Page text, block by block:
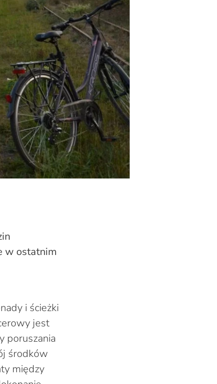
w ostatnim
i ścieżki
jest
poruszania
środków
między